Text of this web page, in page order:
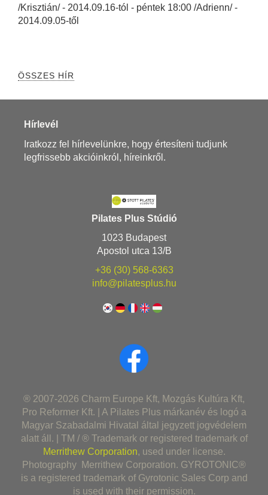
/Krisztián/ - 2014.09.16-tól - péntek 18:00 /Adrienn/ -
2014.09.05-től
ÖSSZES HÍR
Hírlevél
Iratkozz fel hírlevelünkre, hogy értesíteni tudjunk
legfrissebb akcióinkról, híreinkről.
Pilates Plus Stúdió
1023 Budapest
Apostol utca 13/B
+36 (30) 568-6363
info@pilatesplus.hu
® 2007-2026 Charm Europe Kft, Mozgás Kultúra Kft,
Pro Reformer Kft. | A Pilates Plus márkanév és logó a
Magyar Szabadalmi Hivatal által jegyzett jogvédelem
alatt áll. | TM / ® Trademark or registered trademark of
Merrithew Corporation, used under license.
Photography Merrithew Corporation. GYROTONIC®
is a registered trademark of Gyrotonic Sales Corp and
is used with their permission.